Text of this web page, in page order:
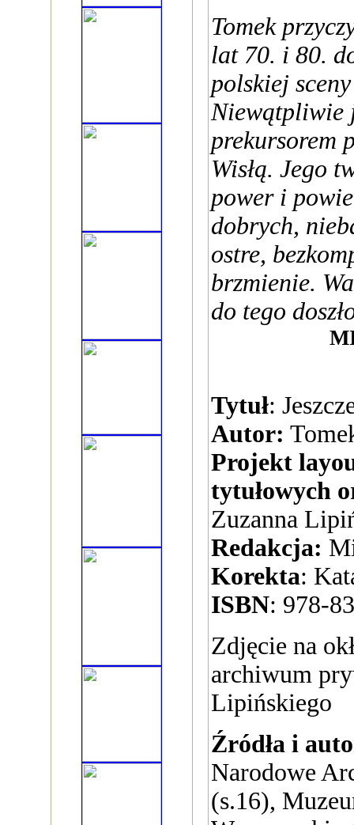
Tomek
lat 70. i 80.
polskiej
Niewątpliwie
prekursorem
Wisłą. Jego
power i
dobrych,
ostre,
brzmienie.
do tego
Tytuł:
Autor:
Projekt
tytułowych
Zuzanna
Redakcja:
Korekta:
ISBN: 978-
Zdjęcie na
archiwum
Lipińskiego
Źródła i
Narodowe
(s.16),